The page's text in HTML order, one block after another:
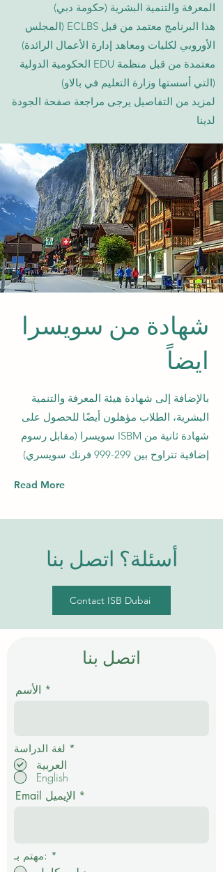
المعرفة والتنمية البشرية (حكومة دبي)
هذا البرنامج معتمد من قبل ECLBS (المجلس
الأوروبي لكليات ومعاهد إدارة الأعمال الرائدة)
معتمدة من قبل منظمة EDU الحكومية الدولية
(التي أسستها وزارة التعليم في بالاو)
لمزيد من التفاصيل يرجى مراجعة صفحة الجودة
لدينا
شهادة من سويسرا
ايضاً
بالإضافة إلى شهادة هيئة المعرفة والتنمية
البشرية، الطلاب مؤهلون أيضًا للحصول على
شهادة ثانية من ISBM سويسرا (مقابل رسوم
إضافية تتراوح بين 299-999 فرنك سويسري)
Read More
أسئلة؟ اتصل بنا
Contact ISB Dubai
اتصل بنا
الأسم
لغة الدراسة *
م
العربية
English
Email الإيميل
مهتم بـ: *